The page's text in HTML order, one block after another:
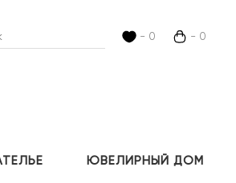
- 0 - 0
ЮВЕЛИРНЫЙ ДОМ